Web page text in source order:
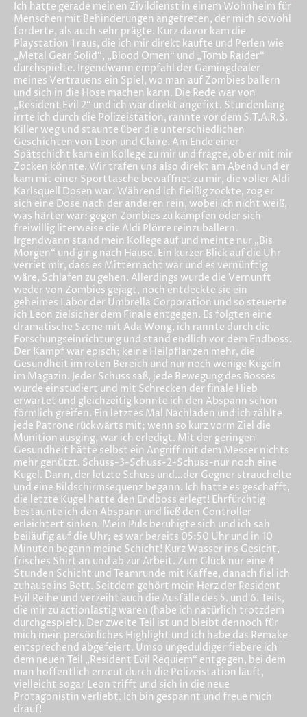
Ich hatte gerade meinen Zivildienst in einem Wohnheim für
Menschen mit Behinderungen angetreten, der mich sowohl
forderte, als auch sehr prägte. Kurz davor kam die
Playstation 1 raus, die ich mir direkt kaufte und Perlen wie
„Metal Gear Solid“, „Blood Omen“ und „Tomb Raider“
durchspielte. Irgendwann empfahl der Gamingdealer
meines Vertrauens ein Spiel, wo man auf Zombies ballern
und sich in die Hose machen kann. Die Rede war von
„Resident Evil 2“ und ich war direkt angefixt. Stundenlang
irrte ich durch die Polizeistation, rannte vor dem S.T.A.R.S.
Killer weg und staunte über die unterschiedlichen
Geschichten von Leon und Claire. Am Ende einer
Spätschicht kam ein Kollege zu mir und fragte, ob er mit mir
Zocken könnte. Wir trafen uns also direkt am Abend und er
kam mit einer Sporttasche bewaffnet zu mir, die voller Aldi
Karlsquell Dosen war. Während ich fleißig zockte, zog er
sich eine Dose nach der anderen rein, wobei ich nicht weiß,
was härter war: gegen Zombies zu kämpfen oder sich
freiwillig literweise die Aldi Plörre reinzuballern.
Irgendwann stand mein Kollege auf und meinte nur „Bis
Morgen“ und ging nach Hause. Ein kurzer Blick auf die Uhr
verriet mir, dass es Mitternacht war und es vernünftig
wäre, Schlafen zu gehen. Allerdings wurde die Vernunft
weder von Zombies gejagt, noch entdeckte sie ein
geheimes Labor der Umbrella Corporation und so steuerte
ich Leon zielsicher dem Finale entgegen. Es folgten eine
dramatische Szene mit Ada Wong, ich rannte durch die
Forschungseinrichtung und stand endlich vor dem Endboss.
Der Kampf war episch; keine Heilpflanzen mehr, die
Gesundheit im roten Bereich und nur noch wenige Kugeln
im Magazin. Jeder Schuss saß, jede Bewegung des Bosses
wurde einstudiert und mit Schrecken der finale Hieb
erwartet und gleichzeitig konnte ich den Abspann schon
förmlich greifen. Ein letztes Mal Nachladen und ich zählte
jede Patrone rückwärts mit; wenn so kurz vorm Ziel die
Munition ausging, war ich erledigt. Mit der geringen
Gesundheit hätte selbst ein Angriff mit dem Messer nichts
mehr genützt. Schuss-3-Schuss-2-Schuss-nur noch eine
Kugel. Dann, der letzte Schuss und…der Gegner strauchelte
und eine Bildschirmsequenz begann. Ich hatte es geschafft,
die letzte Kugel hatte den Endboss erlegt! Ehrfürchtig
bestaunte ich den Abspann und ließ den Controller
erleichtert sinken. Mein Puls beruhigte sich und ich sah
beiläufig auf die Uhr; es war bereits 05:50 Uhr und in 10
Minuten begann meine Schicht! Kurz Wasser ins Gesicht,
frisches Shirt an und ab zur Arbeit. Zum Glück nur eine 4
Stunden Schicht und Teamrunde mit Kaffee, danach fiel ich
zuhause ins Bett. Seitdem gehört mein Herz der Resident
Evil Reihe und verzeiht auch die Ausfälle des 5. und 6. Teils,
die mir zu actionlastig waren (habe ich natürlich trotzdem
durchgespielt). Der zweite Teil ist und bleibt dennoch für
mich mein persönliches Highlight und ich habe das Remake
entsprechend abgefeiert. Umso ungeduldiger fiebere ich
dem neuen Teil „Resident Evil Requiem“ entgegen, bei dem
man hoffentlich erneut durch die Polizeistation läuft,
vielleicht sogar Leon trifft und sich in die neue
Protagonistin verliebt. Ich bin gespannt und freue mich
drauf!